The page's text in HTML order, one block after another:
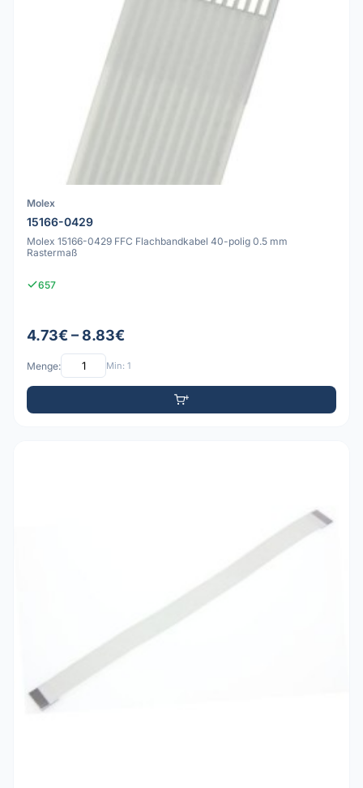
Molex
15166-0429
Molex 15166-0429 FFC Flachbandkabel 40-polig 0.5 mm
Rastermaß
657
4.73€ – 8.83€
Menge: Min: 1